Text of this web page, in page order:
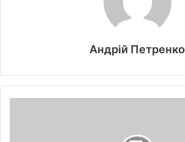
Андрій Петренко